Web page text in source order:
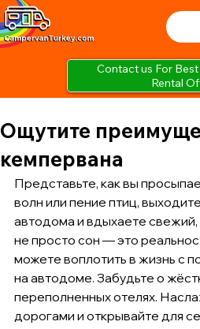
Contact us For
Rental
Ощутите
кемпервана
Представьте, как вы
волн или пение птиц,
автодома и вдыхаете
не просто сон — это
можете воплотить в жизнь с
на автодоме. Забудьте о
переполненных отелях.
дорогами и открывайте для